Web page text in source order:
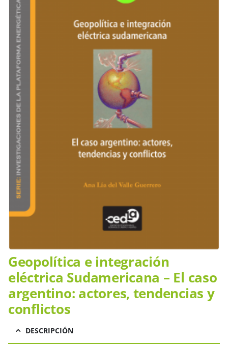
Geopolítica e integración
eléctrica Sudamericana – El caso
argentino: actores, tendencias y
conflictos
DESCRIPCIÓN